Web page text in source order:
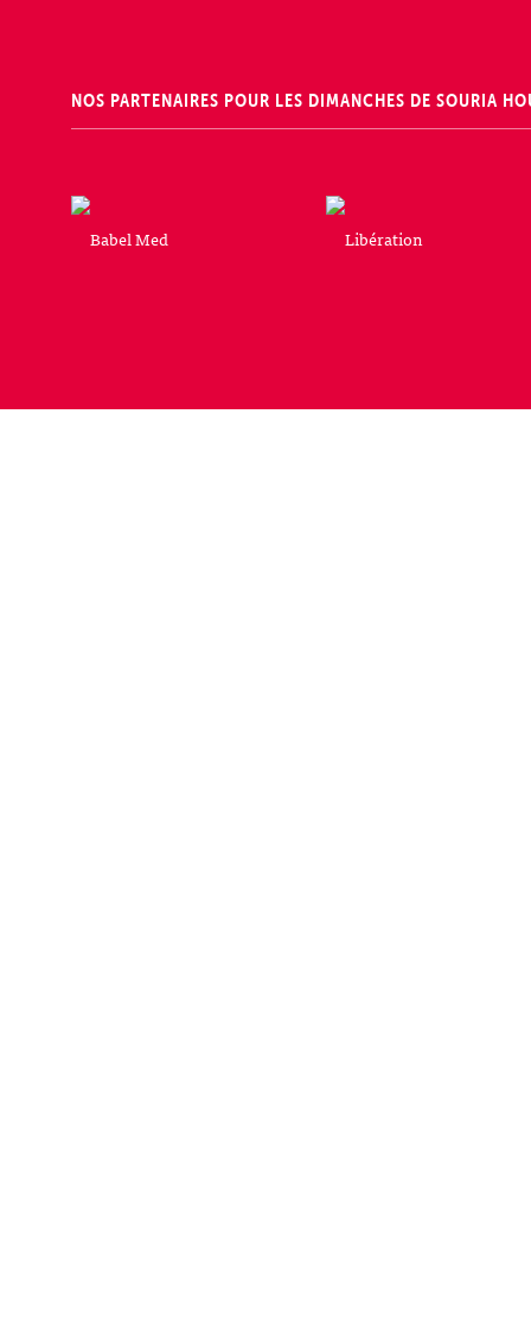
NOS PARTENAIRES POUR LES DIMANCHES DE SOURIA